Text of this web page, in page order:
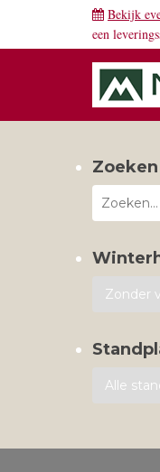
Bekijk
een
Zoeken